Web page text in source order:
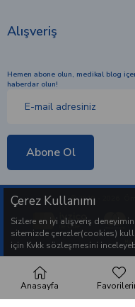
Alışveriş
Hemen abone olun, medikal blog
haberdar olun!
Abone Ol
© 2010 - 2026
Çerez Kullanımı
Sizlere en iyi alışveriş
sitemizde çerezler(cookies)
için Kvkk sözleşmesini
Anasayfa